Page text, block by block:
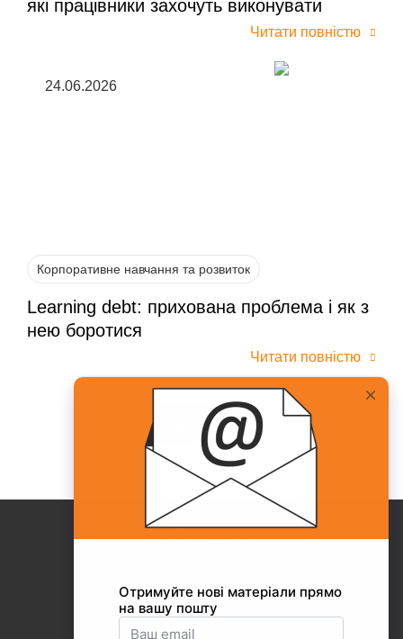
які працівники захочуть виконувати
Читати повністю
24.06.2026
Корпоративне навчання та розвиток
Learning debt: прихована проблема і як з
нею боротися
Читати повністю
Всі статті
Про Collaborator